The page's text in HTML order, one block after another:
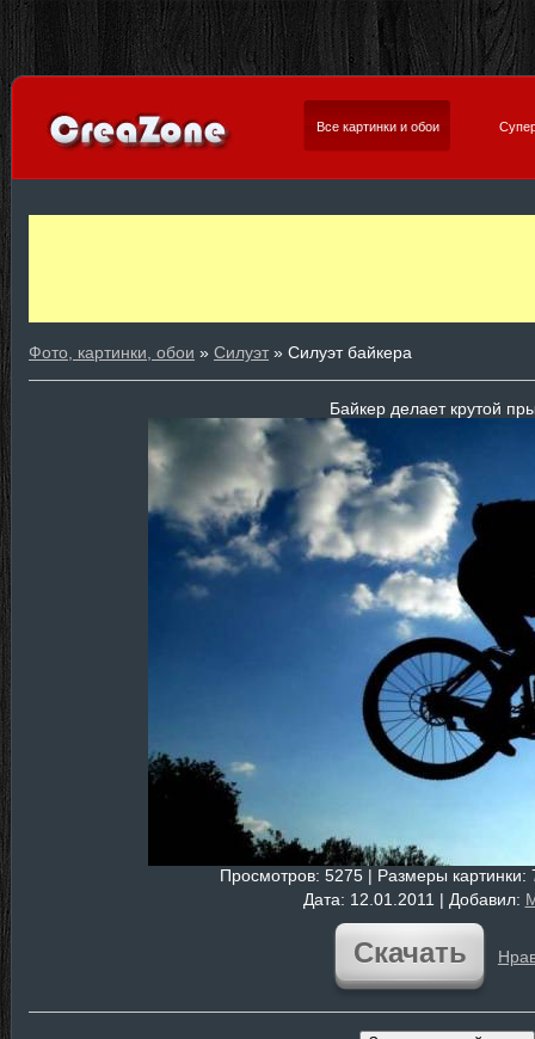
Все картинки и обои
Фото, картинки, обои » Силуэт » Силуэт байкера
Байкер делает крутой
Просмотров: 5275 | Размеры картинки:
Дата: 12.01.2011 | Добавил:
Скачать